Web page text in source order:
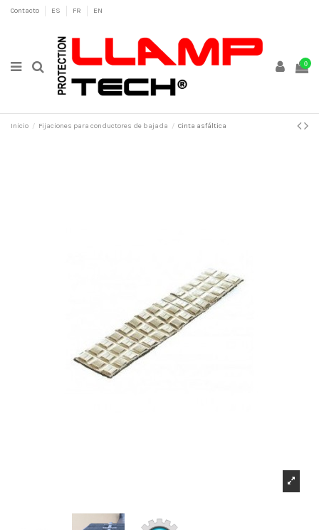
Contacto ES FR EN
0
Inicio Fijaciones para conductores de bajada Cinta asfáltica